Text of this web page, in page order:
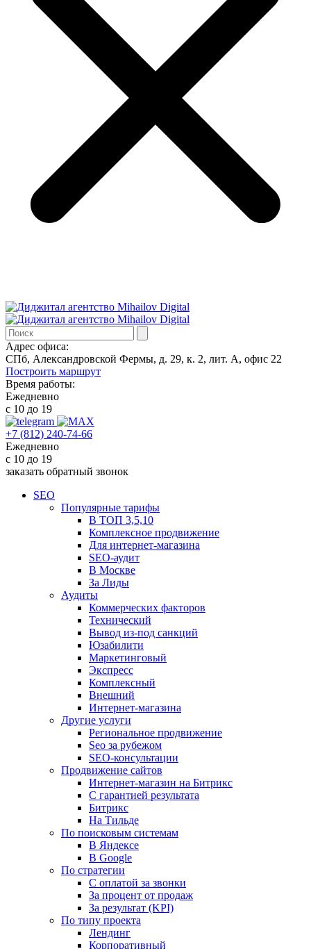
Адрес офиса:
СПб, Александровской Фермы, д. 29, к. 2, лит. А, офис 22
Построить маршрут
Время работы:
Ежедневно
с 10 до 19
+7 (812) 240-74-66
Ежедневно
с 10 до 19
заказать обратный звонок
SEO
Популярные тарифы
В ТОП 3,5,10
Комплексное продвижение
Для интернет-магазина
SEO-аудит
В Москве
За Лиды
Аудиты
Коммерческих факторов
Технический
Вывод из-под санкций
Юзабилити
Маркетинговый
Экспресс
Комплексный
Внешний
Интернет-магазина
Другие услуги
Региональное продвижение
Seo за рубежом
SEO-консультации
Продвижение сайтов
Интернет-магазин на Битрикс
С гарантией результата
Битрикс
На Тильде
По поисковым системам
В Яндексе
В Google
По стратегии
С оплатой за звонки
За процент от продаж
За результат (KPI)
По типу проекта
Лендинг
Корпоративный